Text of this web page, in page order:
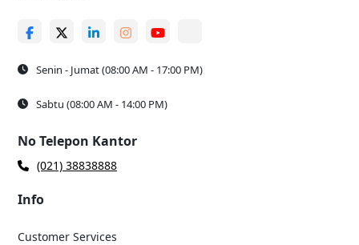
Senin - Jumat (08:00 AM - 17:00 PM)
Sabtu (08:00 AM - 14:00 PM)
No Telepon Kantor
(021) 38838888
Info
Customer Services